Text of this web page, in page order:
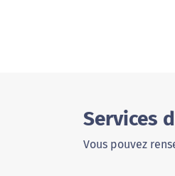
Services
Vous pouvez